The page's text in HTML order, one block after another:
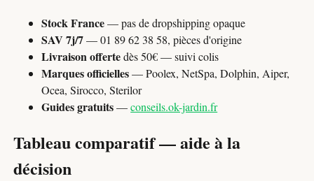
Stock France— pas de dropshipping opaque
SAV 7j/7— 01 89 62 38 58, pièces d'origine
Livraison offertedès 50€ — suivi colis
Marques officielles— Poolex, NetSpa, Dolphin, Aiper,
Ocea, Sirocco, Sterilor
Guides gratuits—conseils.ok-jardin.fr
Tableau comparatif — aide à la
décision